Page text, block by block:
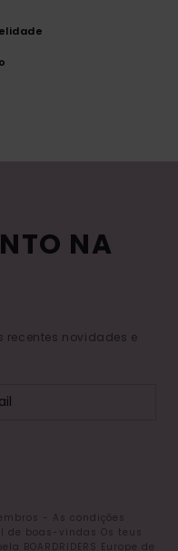
NA
recentes novidades e
- As condições
de boas-vindas Os teus
BOARDRIDERS Europe de